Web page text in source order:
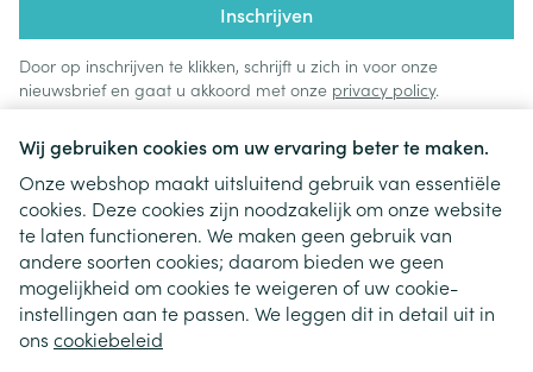
Wij gebruiken cookies om uw ervaring beter te maken.
Onze webshop maakt uitsluitend gebruik van essentiële
cookies. Deze cookies zijn noodzakelijk om onze website
te laten functioneren. We maken geen gebruik van
andere soorten cookies; daarom bieden we geen
mogelijkheid om cookies te weigeren of uw cookie-
instellingen aan te passen. We leggen dit in detail uit in
ons cookiebeleid
Inschrijven
Door op inschrijven te klikken, schrijft u zich in voor onze
nieuwsbrief en gaat u akkoord met onze privacy policy.
Juridische links